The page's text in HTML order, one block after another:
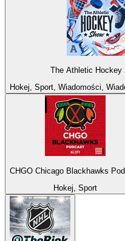
The Athletic Hockey
Hokej, Sport, Wiadomości,
CHGO Chicago Blackhawks
Hokej, Sport